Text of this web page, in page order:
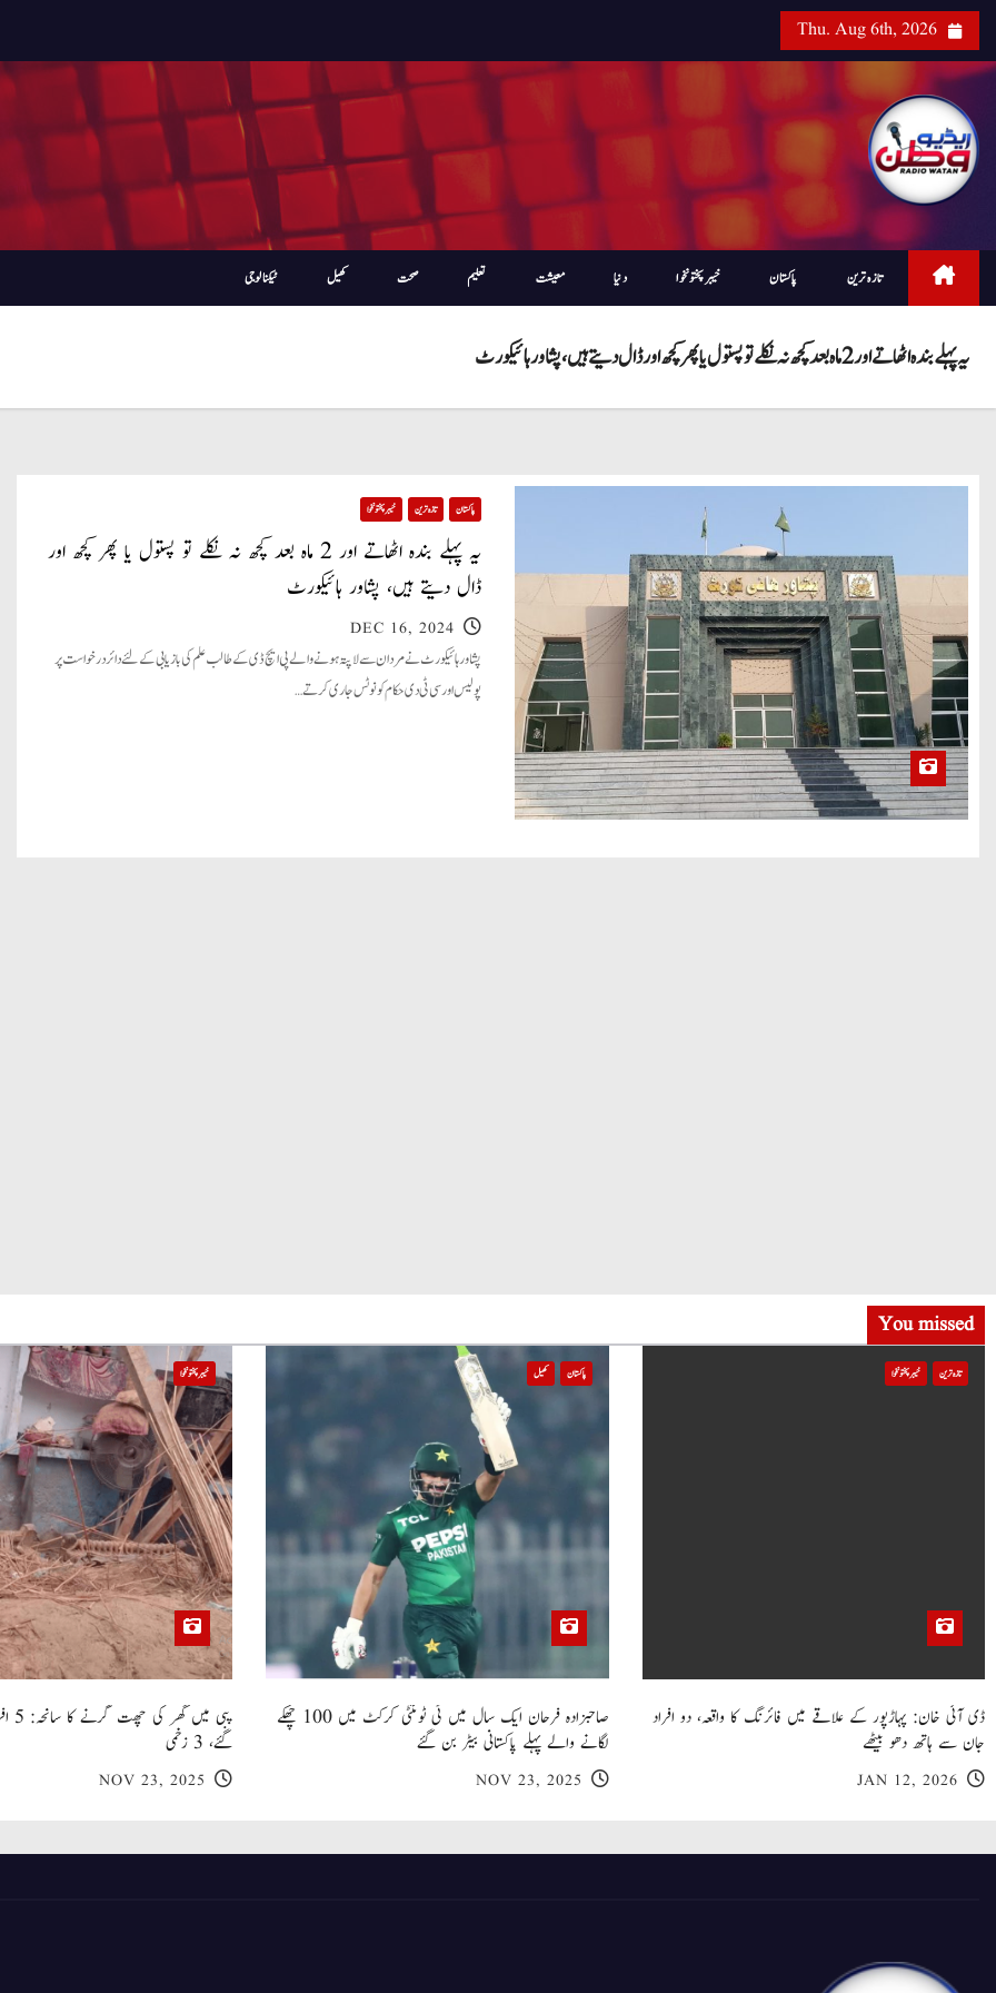
i
Thu. Aug 6th, 2026
تازہ ترین پاکستان خیبرپختونخوا دنیا معیشت تعلیم صحت کھیل ٹیکنالوجی
یہ پہلے بندہ اٹھاتے اور 2 ماہ بعد کچھ نہ نکلے تو پستول یا پھر کچھ اور ڈال دیتے ہیں، پشاور ہائیکورٹ
پاکستان تازہ ترین خیبر پختونخوا
یہ پہلے بندہ اٹھاتے اور 2 ماہ بعد کچھ نہ نکلے تو پستول یا پھر کچھ اور
ڈال دیتے ہیں، پشاور ہائیکورٹ
DEC 16, 2024
پشاور ہائیکورٹ نے مردان سے لاپتہ ہونے والے پی ایچ ڈی کے طالب علم کی بازیابی کےلئے دائر درخواست پر
پولیس اور سی ٹی دی حکام کو نوٹس جاری کرتے…
You missed
تازہ ترین خیبر پختونخوا
ڈی آئی خان: پہاڑپور کے علاقے میں فائرنگ کا واقعہ، دو افراد
جان سے ہاتھ دھو بیٹھے
JAN 12, 2026
پاکستان کھیل
صاحبزادہ فرحان ایک سال میں ٹی ٹوئنٹی کرکٹ میں 100 چھکے
لگانے والے پہلے پاکستانی بیٹر بن گئے
NOV 23, 2025
خیبر پختونخوا
گئے، 3 زخمی
NOV 23, 2025